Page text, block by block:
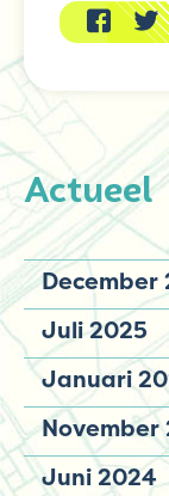
Actueel
December
Juli 2025
Januari
November
Juni 2024